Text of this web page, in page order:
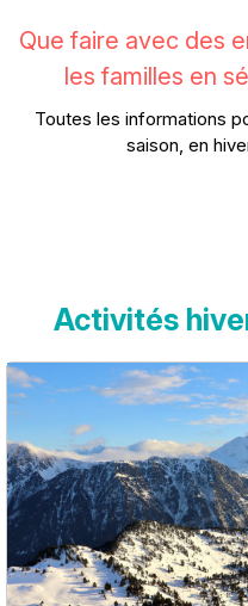
Que faire avec des
les familles en
Toutes les informations
saison, en
Activités